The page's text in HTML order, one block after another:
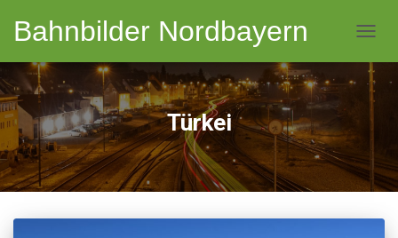
Bahnbilder Nordbayern
Türkei